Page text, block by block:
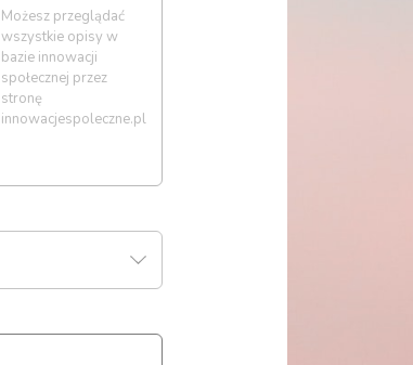
Możesz przeglądać
wszystkie opisy w
bazie innowacji
społecznej przez
stronę
innowacjespoleczne.pl